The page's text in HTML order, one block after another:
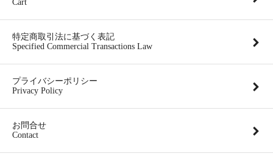
Cart
特定商取引法に基づく表記
Specified Commercial Transactions Law
プライバシーポリシー
Privacy Policy
お問合せ
Contact